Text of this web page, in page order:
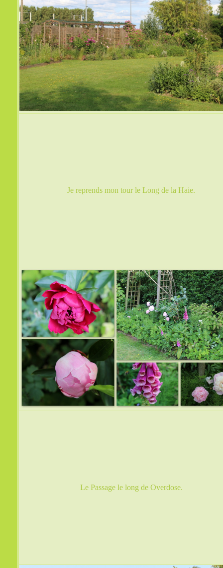
Je reprends mon tour le Long de la Haie.
Le Passage le long de Overdose.